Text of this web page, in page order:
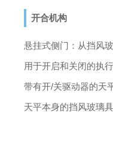
开合机构
悬挂式侧门：从挡风
用于开启和关闭的执
带有开/关驱动器的天
天平本身的挡风玻璃